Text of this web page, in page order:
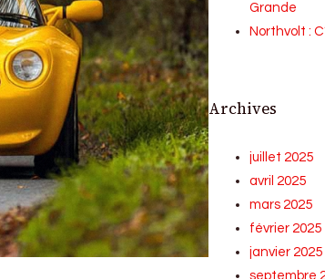
Grande
Northvolt :
Archives
juillet 2025
avril 2025
mars 2025
février 2025
janvier 2025
septembre